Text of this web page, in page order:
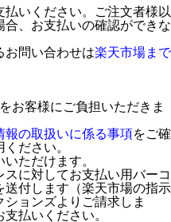
いください。ご注文者様以
、お支払いの確認ができな
問い合わせは楽天市場まで
お客様にご負担いただきま
報の取扱いに係る事項をご確
ださい。
ただけます。
に対してお支払い用バーコ
付します（楽天市場の指示
ョンズよりご請求しま
払いください。